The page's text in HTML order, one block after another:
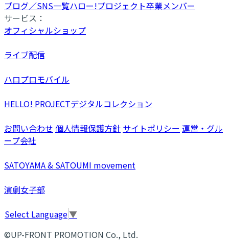
ブログ／SNS一覧ハロー!プロジェクト卒業メンバー
サービス：
オフィシャルショップ
ライブ配信
ハロプロモバイル
HELLO! PROJECTデジタルコレクション
お問い合わせ 個人情報保護方針 サイトポリシー 運営・グル
ープ会社
SATOYAMA & SATOUMI movement
演劇女子部
Select Language▼
©UP-FRONT PROMOTION Co., Ltd.